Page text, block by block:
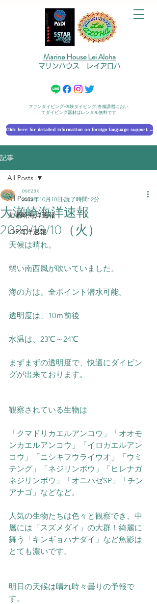
Marine House Lei Aloha
マリンハウス レイアロハ
ファンダイビング/体験ダイビング/各種講習におい
てダイビング器材はレンタル無料です
Click here for detailed information on foreign language support 外国語対応の詳細に​ついて
記事
All Posts
大瀬崎海洋速報
IOP海洋速報
All Posts
大瀬崎海洋速報
2023/10/10（火）
osezaki
2023年10月10日 読了時間: 2分
天候は晴れ。
弱い南西風が吹いていました。
海の方は、全ポイント潜水可能。
透明度は、10ｍ前後
水温は、23℃～24℃
まずまずの透明度で、快適にダイビン
グが出来ております。
観察されている生物は
「クマドリカエルアンコウ」「オオモ
ンカエルアンコウ」「イロカエルアン
コウ」「ニシキフウライウオ」「ウミ
テング」「ネジリンボウ」「ヒレナガ
ネジリンボウ」「オニハゼSP」「チン
アナゴ」などなど。
人気の生物たちは色々と観察でき、中
層には「スズメダイ」の大群！綺麗に
舞う「キンギョハナダイ」など魚影は
とても濃いです。
明日の天候は晴れ時々曇りの予報で
す。